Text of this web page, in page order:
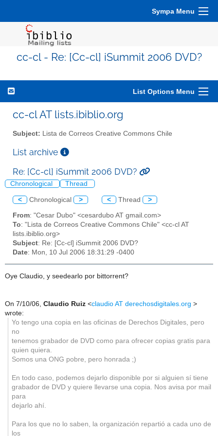
Sympa Menu
cc-cl - Re: [Cc-cl] iSummit 2006 DVD?
List Options Menu
cc-cl AT lists.ibiblio.org
Subject: Lista de Correos Creative Commons Chile
List archive
Re: [Cc-cl] iSummit 2006 DVD?
Chronological Thread
< Chronological > < Thread >
From: "Cesar Dubo" <cesardubo AT gmail.com>
To: "Lista de Correos Creative Commons Chile" <cc-cl AT
lists.ibiblio.org>
Subject: Re: [Cc-cl] iSummit 2006 DVD?
Date: Mon, 10 Jul 2006 18:31:29 -0400
Oye Claudio, y seedearlo por bittorrent?
On 7/10/06, Claudio Ruiz <claudio AT derechosdigitales.org >
wrote:
Yo tengo una copia en las oficinas de Derechos Digitales, pero
no
tenemos grabador de DVD como para ofrecer copias gratis para
quien quiera.
Somos una ONG pobre, pero honrada ;)
En todo caso, podemos dejarlo disponible por si alguien sí tiene
grabador de DVD y quiere llevarse una copia. Nos avisa por mail
para
dejarlo ahí.
Para los que no lo saben, la organización repartió a cada uno de
los